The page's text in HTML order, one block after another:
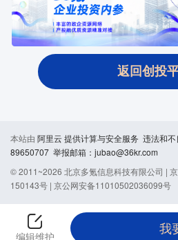
返回创投
编辑维护
我
本站由 阿里云 提供计算与安全服务 违法和
89650707 举报邮箱：jubao@36kr.com
© 2011~2026 北京多氪信息科技有限公司 |
150143号 | 京公网安备11010502036099号